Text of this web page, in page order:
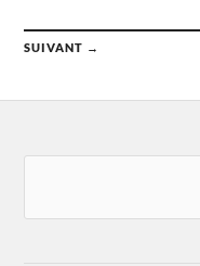
SUIVANT →